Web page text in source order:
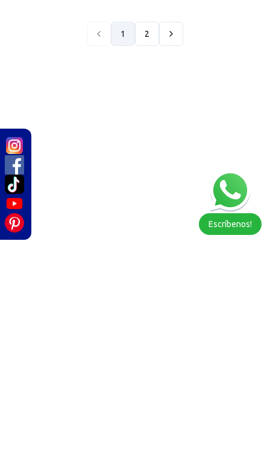
mejores tasas en nuestras sedes de Medellín y el
1 2
Escríbenos!